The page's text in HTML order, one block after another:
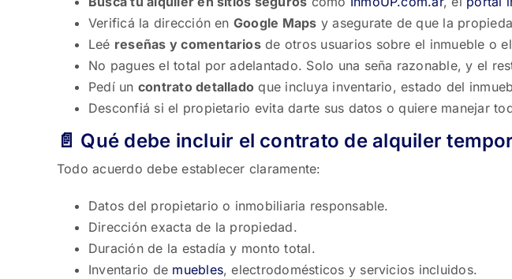
Verificá la dirección en Google Maps y asegurate de que la
Leé reseñas y comentariosde otros usuarios sobre el inmueble o
No pagues el total por adelantado. Solo una seña razonable, y el
Pedí un contrato detallado que incluya inventario, estado del
Desconfiá si el propietario evita darte sus datos o quiere manejar
📄 Qué debe incluir el contrato de alquiler
Todo acuerdo debe establecer claramente:
Datos del propietario o inmobiliaria responsable.
Dirección exacta de la propiedad.
Duración de la estadía y monto total.
Inventario de muebles, electrodomésticos y servicios incluidos.